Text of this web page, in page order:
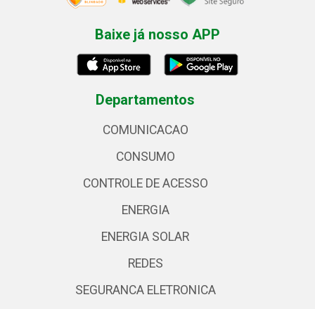
Baixe já nosso APP
Departamentos
COMUNICACAO
CONSUMO
CONTROLE DE ACESSO
ENERGIA
ENERGIA SOLAR
REDES
SEGURANCA ELETRONICA